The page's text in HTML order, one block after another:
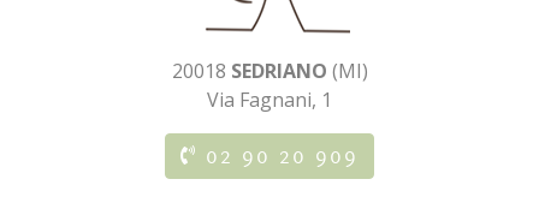
20018 SEDRIANO (MI)
Via Fagnani, 1
02 90 20 909